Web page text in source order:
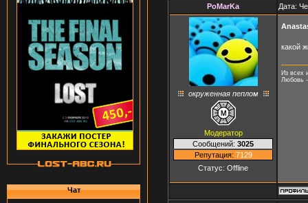
Чат
PoMarKa Дата:
окруженная пеплом
Модератор
Сообщений: 3025
Репутация: 7129
Статус: Offline
какой
Из всех
Любовь